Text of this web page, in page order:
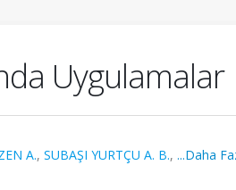
Uygulamalar
A., SUBAŞI YURTÇU A. B., ...Daha